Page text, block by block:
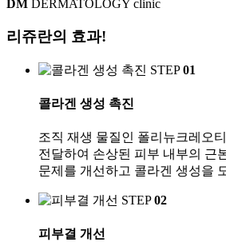
DM DERMATOLOGY clinic
리쥬란의 효과!
STEP01
콜라겐 생성 촉진
조직 재생 물질인 폴리뉴크레오
전달하여 손상된 피부 내부의 근
문제를 개선하고 콜라겐 생성을
STEP02
피부결 개선